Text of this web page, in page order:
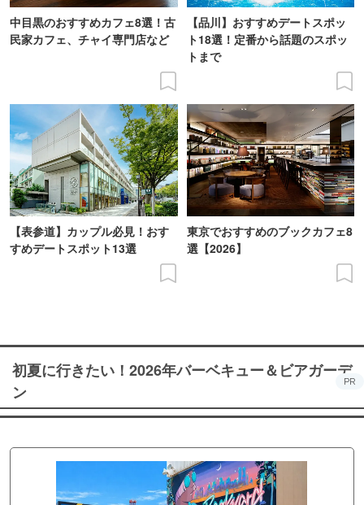
中目黒のおすすめカフェ8選！古
民家カフェ、チャイ専門店など
【品川】おすすめデートスポッ
ト18選！定番から話題のスポッ
トまで
【表参道】カップル必見！おす
すめデートスポット13選
東京でおすすめのブックカフェ8
選【2026】
初夏に行きたい！2026年バーベキュー＆ビアガーデ
ン
PR